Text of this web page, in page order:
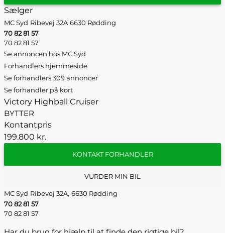
Sælger
MC Syd Ribevej 32A 6630 Rødding
70 82 81 57
70 82 81 57
Se annoncen hos MC Syd
Forhandlers hjemmeside
Se forhandlers 309 annoncer
Se forhandler på kort
Victory Highball Cruiser
BYTTER
Kontantpris
199.800 kr.
KONTAKT FORHANDLER
VURDER MIN BIL
MC Syd Ribevej 32A, 6630 Rødding
70 82 81 57
70 82 81 57